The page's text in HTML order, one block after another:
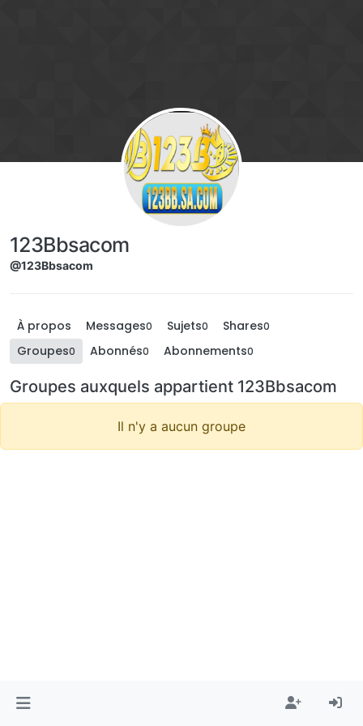
123Bbsacom
@123Bbsacom
À propos Messages0 Sujets0 Shares0
Groupes0 Abonnés0 Abonnements0
Groupes auxquels appartient 123Bbsacom
Il n'y a aucun groupe